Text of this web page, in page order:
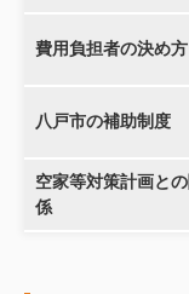
費用負担者の決め方
八戸市の補助制度
空家等対策計画と
係